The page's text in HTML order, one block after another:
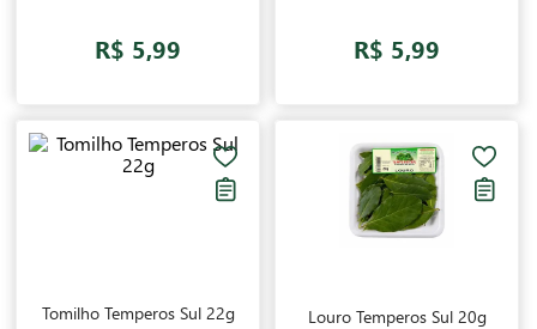
R$ 5,99 R$ 5,99
Tomilho Temperos Sul 22g Louro Temperos Sul 20g